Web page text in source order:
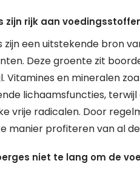
zijn rijk aan
zijn een uitstekende bron
Deze groente zit
Vitamines en mineralen
lichaamsfuncties,
vrije radicalen. Door
manier profiteren van al
niet te lang om de